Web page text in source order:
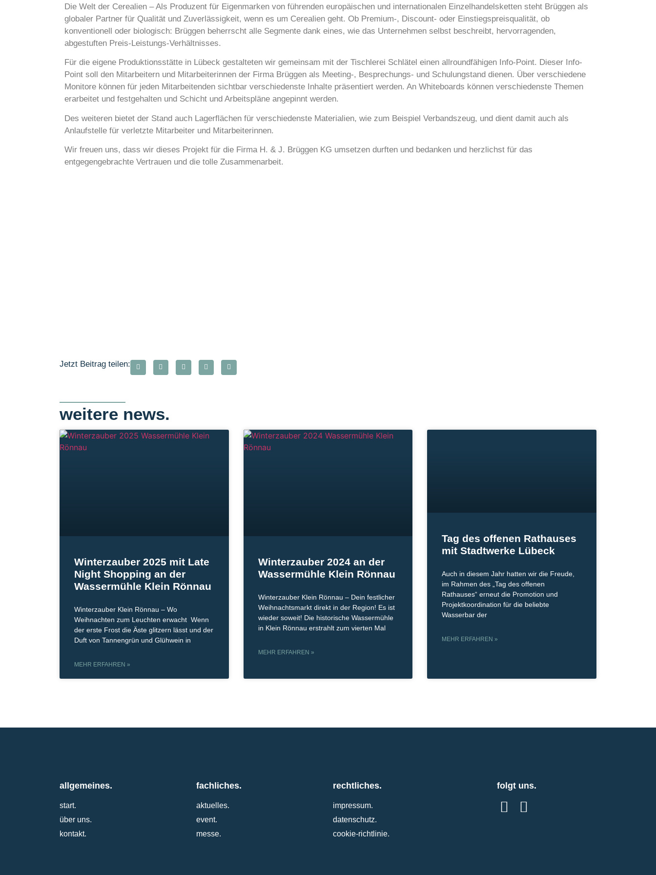
Die Welt der Cerealien – Als Produzent für Eigenmarken von führenden europäischen und internationalen Einzelhandelsketten steht Brüggen als
globaler Partner für Qualität und Zuverlässigkeit, wenn es um Cerealien geht. Ob Premium-, Discount- oder Einstiegspreisqualität, ob
konventionell oder biologisch: Brüggen beherrscht alle Segmente dank eines, wie das Unternehmen selbst beschreibt, hervorragenden,
abgestuften Preis-Leistungs-Verhältnisses.
Für die eigene Produktionsstätte in Lübeck gestalteten wir gemeinsam mit der Tischlerei Schlätel einen allroundfähigen Info-Point. Dieser Info-
Point soll den Mitarbeitern und Mitarbeiterinnen der Firma Brüggen als Meeting-, Besprechungs- und Schulungstand dienen. Über verschiedene
Monitore können für jeden Mitarbeitenden sichtbar verschiedenste Inhalte präsentiert werden. An Whiteboards können verschiedenste Themen
erarbeitet und festgehalten und Schicht und Arbeitspläne angepinnt werden.
Des weiteren bietet der Stand auch Lagerflächen für verschiedenste Materialien, wie zum Beispiel Verbandszeug, und dient damit auch als
Anlaufstelle für verletzte Mitarbeiter und Mitarbeiterinnen.
Wir freuen uns, dass wir dieses Projekt für die Firma H. & J. Brüggen KG umsetzen durften und bedanken und herzlichst für das
entgegengebrachte Vertrauen und die tolle Zusammenarbeit.
Jetzt Beitrag teilen:
weitere news.
Winterzauber 2025 mit Late
Night Shopping an der
Wassermühle Klein Rönnau
Winterzauber Klein Rönnau – Wo
Weihnachten zum Leuchten erwacht Wenn
der erste Frost die Äste glitzern lässt und der
Duft von Tannengrün und Glühwein in
MEHR ERFAHREN »
Winterzauber 2024 an der
Wassermühle Klein Rönnau
Winterzauber Klein Rönnau – Dein festlicher
Weihnachtsmarkt direkt in der Region! Es ist
wieder soweit! Die historische Wassermühle
in Klein Rönnau erstrahlt zum vierten Mal
MEHR ERFAHREN »
Tag des offenen Rathauses
mit Stadtwerke Lübeck
Auch in diesem Jahr hatten wir die Freude,
im Rahmen des „Tag des offenen
Rathauses“ erneut die Promotion und
Projektkoordination für die beliebte
Wasserbar der
MEHR ERFAHREN »
allgemeines.
start.
über uns.
kontakt.
fachliches.
aktuelles.
event.
messe.
rechtliches.
impressum.
datenschutz.
cookie-richtlinie.
folgt uns.